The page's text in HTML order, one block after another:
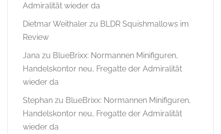
Admiralität wieder da
Dietmar Weithaler zu BLDR Squishmallows im
Review
Jana zu BlueBrixx: Normannen Minifiguren,
Handelskontor neu, Fregatte der Admiralität
wieder da
Stephan zu BlueBrixx: Normannen Minifiguren,
Handelskontor neu, Fregatte der Admiralität
wieder da